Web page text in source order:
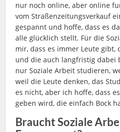
nur noch online, aber online
vom Straßenzeitungsverkauf
gespannt und hoffe, dass es
alle glücklich stellt. Für die
mir, dass es immer Leute gibt,
und die auch langfristig dabei
nur Soziale Arbeit studieren,
weil die Leute denken, das
es nicht, aber ich hoffe, dass
geben wird, die einfach Bock
Braucht Soziale